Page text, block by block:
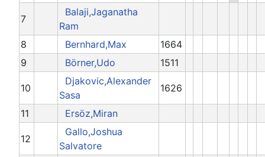
7
Balaji,Jaganatha
Ram
8
Bernhard,Max
1664
9
Börner,Udo 1511
10
Djakovic,Alexander
Sasa
1626
11 Ersöz,Miran
12
Gallo,Joshua
Salvatore